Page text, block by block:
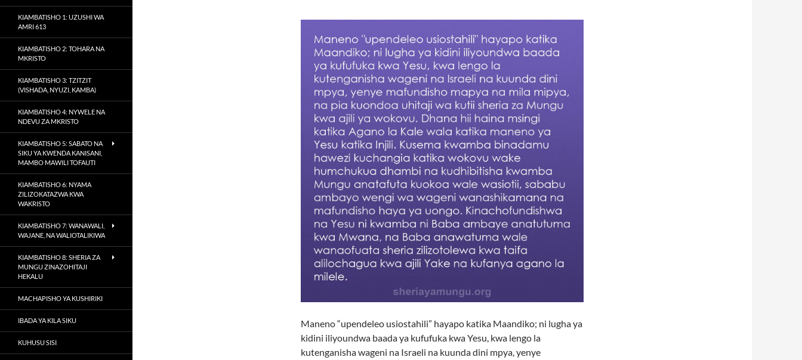
Maneno “upendeleo usiostahili” hayapo katika Maandiko; ni lugha ya
kidini iliyoundwa baada ya kufufuka kwa Yesu, kwa lengo la
kutenganisha wageni na Israeli na kuunda dini mpya, yenye
KIAMBATISHO 1: UZUSHI WA
AMRI 613
KIAMBATISHO 2: TOHARA NA
MKRISTO
KIAMBATISHO 3: TZITZIT
(VISHADA, NYUZI, KAMBA)
KIAMBATISHO 4: NYWELE NA
NDEVU ZA MKRISTO
KIAMBATISHO 5: SABATO NA
SIKU YA KWENDA KANISANI,
MAMBO MAWILI TOFAUTI
KIAMBATISHO 6: NYAMA
ZILIZOKATAZWA KWA
WAKRISTO
KIAMBATISHO 7: WANAWALI,
WAJANE, NA WALIOTALIKIWA
KIAMBATISHO 8: SHERIA ZA
MUNGU ZINAZOHITAJI
HEKALU
MACHAPISHO YA KUSHIRIKI
IBADA YA KILA SIKU
KUHUSU SISI